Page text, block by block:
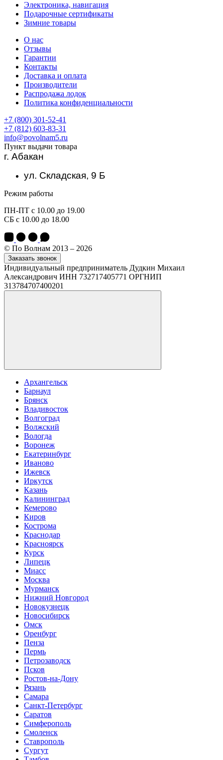
Электроника, навигация
Подарочные сертификаты
Зимние товары
О нас
Отзывы
Гарантии
Контакты
Доставка и оплата
Производители
Распродажа лодок
Политика конфиденциальности
+7 (800) 301-52-41
+7 (812) 603-83-31
info@povolnam5.ru
Пункт выдачи товара
г. Абакан
ул. Складская, 9 Б
Режим работы
ПН-ПТ с 10.00 до 19.00
СБ с 10.00 до 18.00
© По Волнам 2013 – 2026
Заказать звонок
Индивидуальный предприниматель Дудкин Михаил
Александрович ИНН 732717405771 ОРГНИП
313784707400201
Архангельск
Барнаул
Брянск
Владивосток
Волгоград
Волжский
Вологда
Воронеж
Екатеринбург
Иваново
Ижевск
Иркутск
Казань
Калининград
Кемерово
Киров
Кострома
Краснодар
Красноярск
Курск
Липецк
Миасс
Москва
Мурманск
Нижний Новгород
Новокузнецк
Новосибирск
Омск
Оренбург
Пенза
Пермь
Петрозаводск
Псков
Ростов-на-Дону
Рязань
Самара
Санкт-Петербург
Саратов
Симферополь
Смоленск
Ставрополь
Сургут